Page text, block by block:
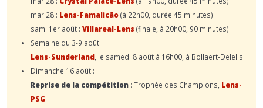
mar.28 : Lens-Famalicão(à 22h00, durée 45 minutes)
sam. 1er août : Villareal-Lens (finale, à 20h00, 90 minutes)
Semaine du 3-9 août :
Lens-Sunderland , le samedi 8 août à 16h00, à Bollaert-Delelis
Dimanche 16 août :
Reprise de la compétition : Trophée des Champions, Lens-
PSG